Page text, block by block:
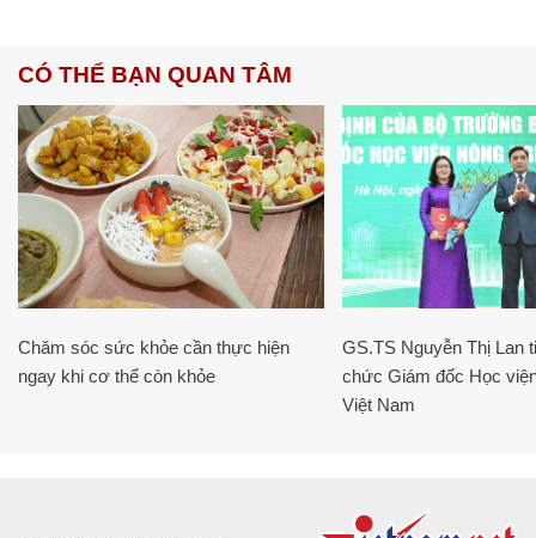
CÓ THỂ BẠN QUAN TÂM
Chăm sóc sức khỏe cần thực hiện
ngay khi cơ thể còn khỏe
GS.TS Nguyễn Thị Lan
chức Giám đốc Học
Việt Nam